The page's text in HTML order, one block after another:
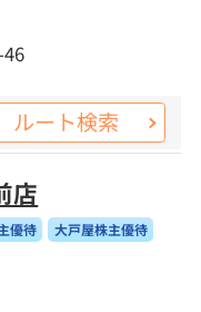
ルート検索
店
優待 大戸屋株主優待